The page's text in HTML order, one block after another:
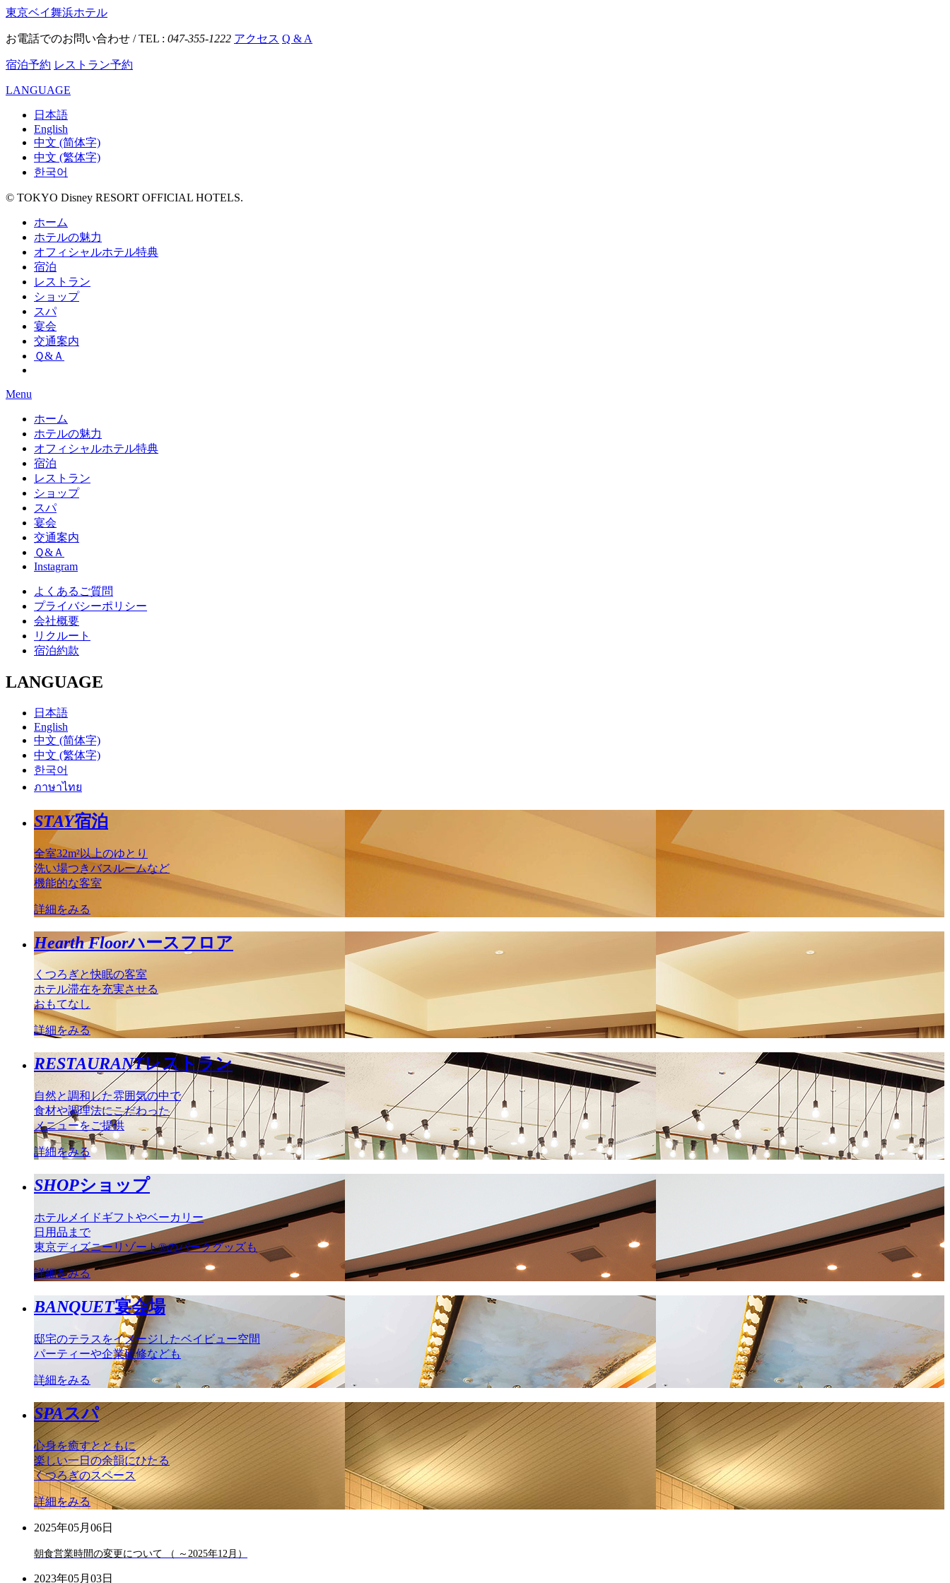
東京ベイ舞浜ホテル
お電話でのお問い合わせ / TEL : 047-355-1222 アクセス Q & A
宿泊予約 レストラン予約
LANGUAGE
日本語
English
中文 (简体字)
中文 (繁体字)
한국어
© TOKYO Disney RESORT OFFICIAL HOTELS.
ホーム
ホテルの魅力
オフィシャルホテル特典
宿泊
レストラン
ショップ
スパ
宴会
交通案内
Ｑ&Ａ
Menu
ホーム
ホテルの魅力
オフィシャルホテル特典
宿泊
レストラン
ショップ
スパ
宴会
交通案内
Ｑ&Ａ
Instagram
よくあるご質問
プライバシーポリシー
会社概要
リクルート
宿泊約款
LANGUAGE
日本語
English
中文 (简体字)
中文 (繁体字)
한국어
ภาษาไทย
STAY宿泊
全室32m²以上のゆとり
洗い場つきバスルームなど
機能的な客室
詳細をみる
Hearth Floorハースフロア
くつろぎと快眠の客室
ホテル滞在を充実させる
おもてなし
詳細をみる
RESTAURANTレストラン
自然と調和した雰囲気の中で
食材や調理法にこだわった
メニューをご提供
詳細をみる
SHOPショップ
ホテルメイドギフトやベーカリー
日用品まで
東京ディズニーリゾート®のパークグッズも
詳細をみる
BANQUET宴会場
邸宅のテラスをイメージしたベイビュー空間
パーティーや企業研修なども
詳細をみる
SPAスパ
心身を癒すとともに
楽しい一日の余韻にひたる
くつろぎのスペース
詳細をみる
2025年05月06日
朝食営業時間の変更について （ ～2025年12月）
2023年05月03日